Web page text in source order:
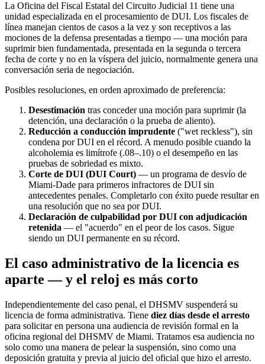
La Oficina del Fiscal Estatal del Circuito Judicial 11 tiene una
unidad especializada en el procesamiento de DUI. Los fiscales de
línea manejan cientos de casos a la vez y son receptivos a las
mociones de la defensa presentadas a tiempo — una moción para
suprimir bien fundamentada, presentada en la segunda o tercera
fecha de corte y no en la víspera del juicio, normalmente genera una
conversación seria de negociación.
Posibles resoluciones, en orden aproximado de preferencia:
Desestimación tras conceder una moción para suprimir (la
detención, una declaración o la prueba de aliento).
Reducción a conducción imprudente ("wet reckless"), sin
condena por DUI en el récord. A menudo posible cuando la
alcoholemia es limítrofe (.08–.10) o el desempeño en las
pruebas de sobriedad es mixto.
Corte de DUI (DUI Court) — un programa de desvío de
Miami-Dade para primeros infractores de DUI sin
antecedentes penales. Completarlo con éxito puede resultar en
una resolución que no sea por DUI.
Declaración de culpabilidad por DUI con adjudicación
retenida — el "acuerdo" en el peor de los casos. Sigue
siendo un DUI permanente en su récord.
El caso administrativo de la licencia es
aparte — y el reloj es más corto
Independientemente del caso penal, el DHSMV suspenderá su
licencia de forma administrativa. Tiene diez días desde el arresto
para solicitar en persona una audiencia de revisión formal en la
oficina regional del DHSMV de Miami. Tratamos esa audiencia no
solo como una manera de pelear la suspensión, sino como una
deposición gratuita y previa al juicio del oficial que hizo el arresto.